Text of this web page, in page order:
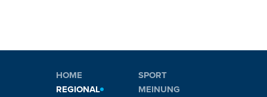
HOME
REGIONAL
SPORT
MEINUNG